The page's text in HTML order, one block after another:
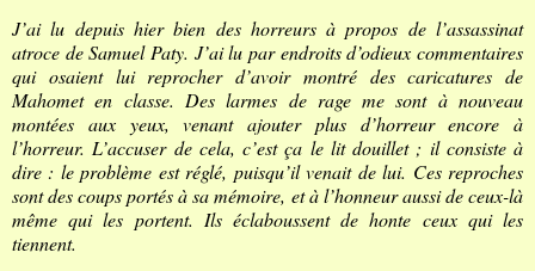
J’ai lu depuis hier bien des horreurs à propos de l’assassinat
atroce de Samuel Paty. J’ai lu par endroits d’odieux commentaires
qui osaient lui reprocher d’avoir montré des caricatures de
Mahomet en classe. Des larmes de rage me sont à nouveau
montées aux yeux, venant ajouter plus d’horreur encore à
l’horreur. L’accuser de cela, c’est ça le lit douillet ; il consiste à
dire : le problème est réglé, puisqu’il venait de lui. Ces reproches
sont des coups portés à sa mémoire, et à l’honneur aussi de ceux-là
même qui les portent. Ils éclaboussent de honte ceux qui les
tiennent.